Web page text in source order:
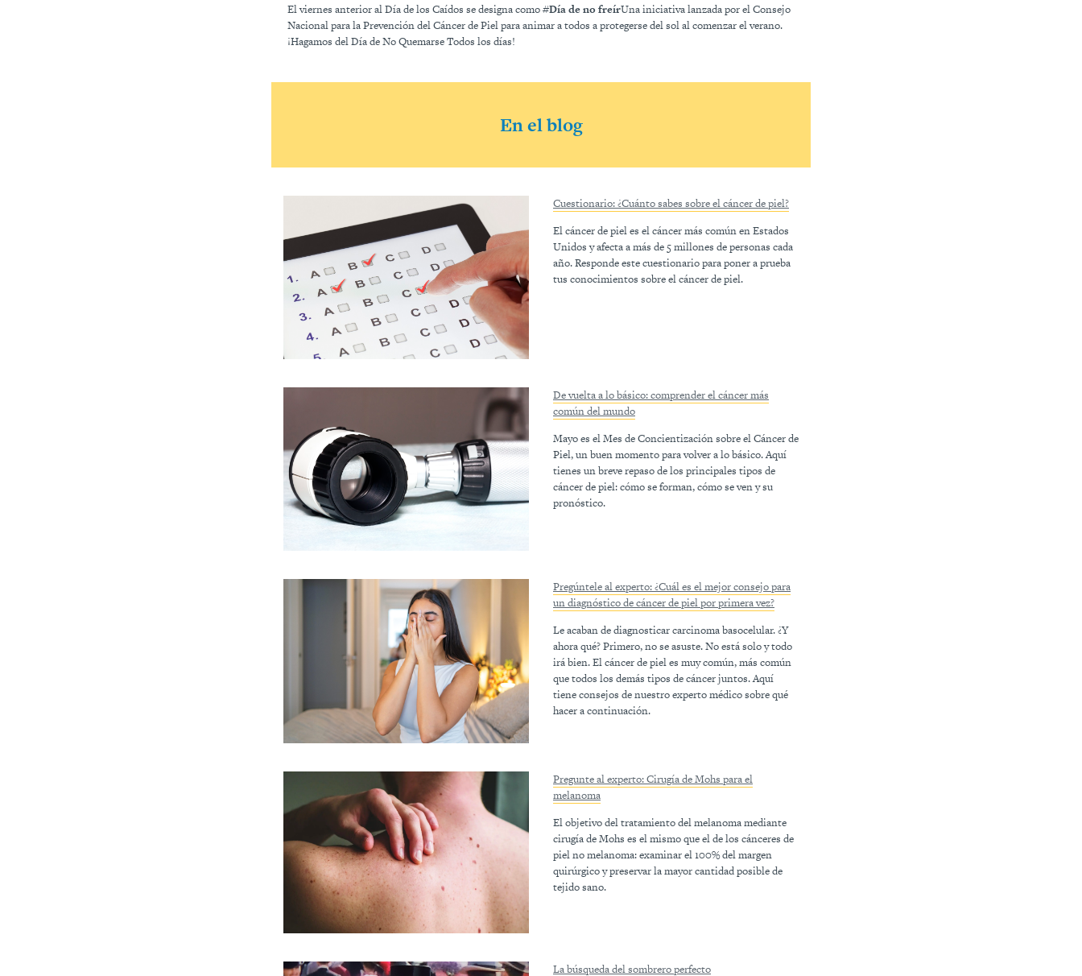
El viernes anterior al Día de los Caídos se designa como #Día de no freírUna iniciativa lanzada por el Consejo
Nacional para la Prevención del Cáncer de Piel para animar a todos a protegerse del sol al comenzar el verano.
¡Hagamos del Día de No Quemarse Todos los días!
En el blog
Cuestionario: ¿Cuánto sabes sobre el cáncer de piel?
El cáncer de piel es el cáncer más común en Estados
Unidos y afecta a más de 5 millones de personas cada
año. Responde este cuestionario para poner a prueba
tus conocimientos sobre el cáncer de piel.
De vuelta a lo básico: comprender el cáncer más
común del mundo
Mayo es el Mes de Concientización sobre el Cáncer de
Piel, un buen momento para volver a lo básico. Aquí
tienes un breve repaso de los principales tipos de
cáncer de piel: cómo se forman, cómo se ven y su
pronóstico.
Pregúntele al experto: ¿Cuál es el mejor consejo para
un diagnóstico de cáncer de piel por primera vez?
Le acaban de diagnosticar carcinoma basocelular. ¿Y
ahora qué? Primero, no se asuste. No está solo y todo
irá bien. El cáncer de piel es muy común, más común
que todos los demás tipos de cáncer juntos. Aquí
tiene consejos de nuestro experto médico sobre qué
hacer a continuación.
Pregunte al experto: Cirugía de Mohs para el
melanoma
El objetivo del tratamiento del melanoma mediante
cirugía de Mohs es el mismo que el de los cánceres de
piel no melanoma: examinar el 100% del margen
quirúrgico y preservar la mayor cantidad posible de
tejido sano.
La búsqueda del sombrero perfecto